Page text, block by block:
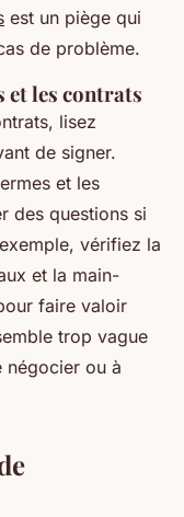
est un piège qui
de problème.
et les contrats
lisez
de signer.
et les
des questions si
vérifiez la
et la main-
faire valoir
trop vague
négocier ou à